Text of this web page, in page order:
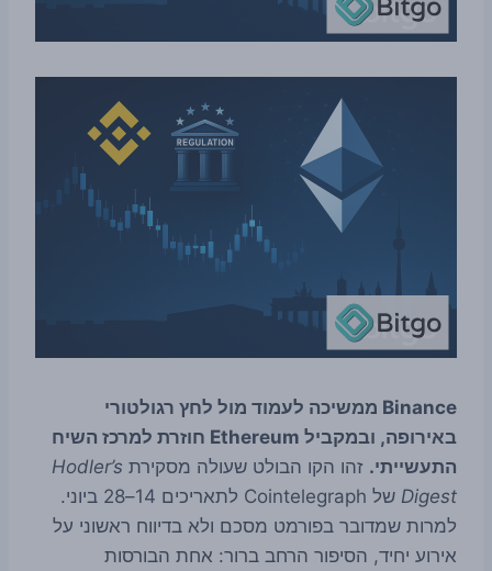
Binance ממשיכה לעמוד מול לחץ רגולטורי
באירופה, ובמקביל Ethereum חוזרת למרכז השיח
התעשייתי. זהו הקו הבולט שעולה מסקירת Hodler’s
Digest
של Cointelegraph לתאריכים 14–28 ביוני.
למרות שמדובר בפורמט מסכם ולא בדיווח ראשוני על
אירוע יחיד, הסיפור הרחב ברור: אחת הבורסות